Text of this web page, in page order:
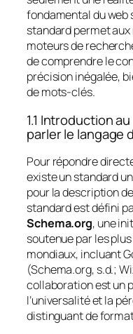
fondamental du web
standard permet
moteurs de
de comprendre le
précision inégalée,
de mots-clés.
1.1 Introduction
parler le langage
Pour répondre
existe un standard
pour la description
standard est défini
Schema.org, une
soutenue par les
mondiaux, incluant
(Schema.org, s.d.;
collaboration est un
l’universalité et la
distinguant de